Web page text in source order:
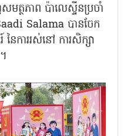
មត្ថភាព​​ ប៉ាលេស្ទីន​ប្រចាំ​
Salama បាន​ចែក​
នៃការរស់នៅ ការ​សិក្សា